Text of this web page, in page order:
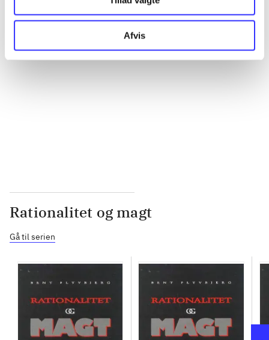
Afvis
Rationalitet og magt
Gå til serien